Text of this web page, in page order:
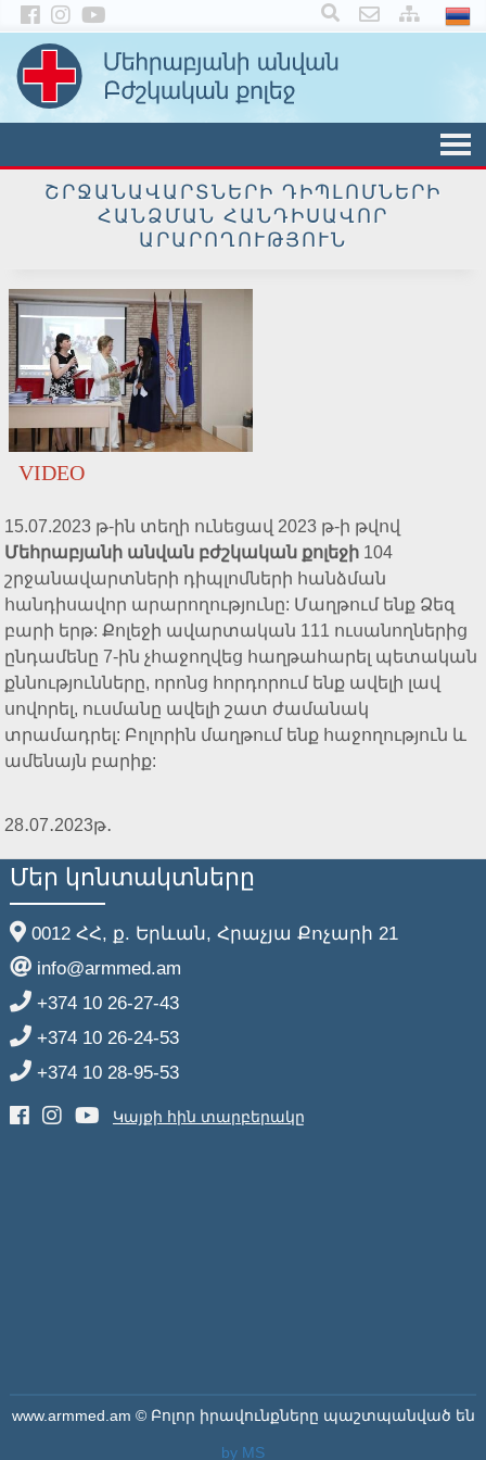
×
ՇՐՋԱՆԱՎԱՐՏՆԵՐԻ ԴԻՊԼՈՄՆԵՐԻ
ՀԱՆՁՄԱՆ ՀԱՆԴԻՍԱՎՈՐ
ԱՐԱՐՈՂՈՒԹՅՈՒՆ
VIDEO
15.07.2023 թ-ին տեղի ունեցավ 2023 թ-ի թվով
Մեհրաբյանի անվան բժշկական քոլեջի 104
շրջանավարտների դիպլոմների հանձման
հանդիսավոր արարողությունը: Մաղթում ենք Ձեզ
բարի երթ: Քոլեջի ավարտական 111 ուսանողներից
ընդամենը 7-ին չհաջողվեց հաղթահարել պետական
քննությունները, որոնց հորդորում ենք ավելի լավ
սովորել, ուսմանը ավելի շատ ժամանակ
տրամադրել: Բոլորին մաղթում ենք հաջողություն և
ամենայն բարիք:
28․07․2023թ․
Մեր կոնտակտները
0012 ՀՀ, ք. Երևան, Հրաչյա Քոչարի 21
info@armmed.am
+374 10 26-27-43
+374 10 26-24-53
+374 10 28-95-53
Կայքի հին տարբերակը
www.armmed.am © Բոլոր իրավունքները պաշտպանված են
by MS